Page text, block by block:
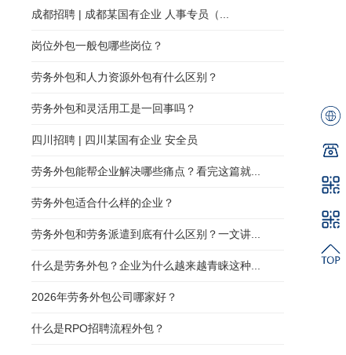
成都招聘 | 成都某国有企业 人事专员（...
岗位外包一般包哪些岗位？
劳务外包和人力资源外包有什么区别？
劳务外包和灵活用工是一回事吗？
四川招聘 | 四川某国有企业 安全员
劳务外包能帮企业解决哪些痛点？看完这篇就...
劳务外包适合什么样的企业？
劳务外包和劳务派遣到底有什么区别？一文讲...
什么是劳务外包？企业为什么越来越青睐这种...
2026年劳务外包公司哪家好？
什么是RPO招聘流程外包？